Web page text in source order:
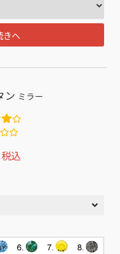
きへ
ン ミラー
税込